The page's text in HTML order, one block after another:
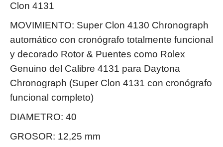
Clon 4131
MOVIMIENTO: Super Clon 4130 Chronograph
automático con cronógrafo totalmente funcional
y decorado Rotor & Puentes como Rolex
Genuino del Calibre 4131 para Daytona
Chronograph (Super Clon 4131 con cronógrafo
funcional completo)
DIAMETRO: 40
GROSOR: 12,25 mm